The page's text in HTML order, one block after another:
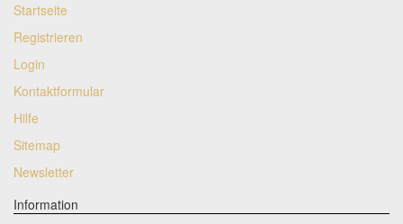
Startseite
Registrieren
Login
Kontaktformular
Hilfe
Sitemap
Newsletter
Information